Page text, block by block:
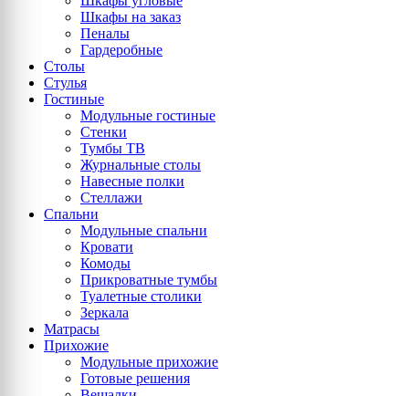
Шкафы на заказ
Пеналы
Гардеробные
Столы
Стулья
Гостиные
Модульные гостиные
Стенки
Тумбы ТВ
Журнальные столы
Навесные полки
Стеллажи
Спальни
Модульные спальни
Кровати
Комоды
Прикроватные тумбы
Туалетные столики
Зеркала
Матрасы
Прихожие
Модульные прихожие
Готовые решения